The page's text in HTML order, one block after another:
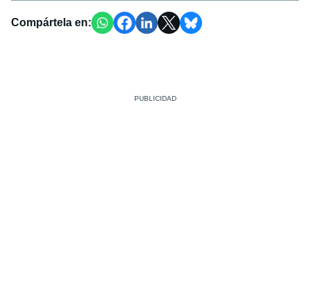
Compártela en: